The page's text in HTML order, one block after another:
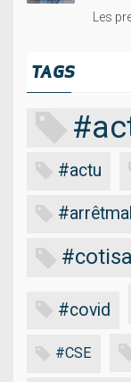
Les
TAGS
#actu
#covid
#CSE